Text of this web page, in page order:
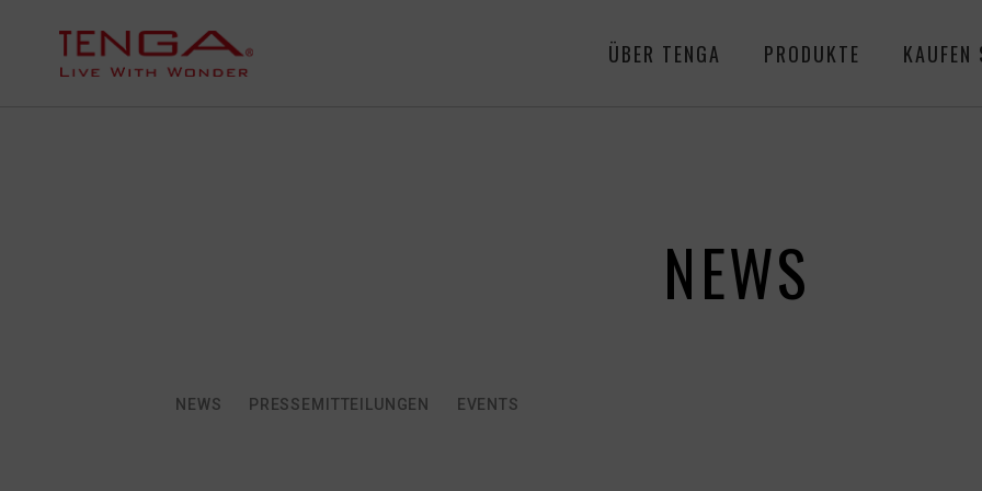
ÜBER TENGA PRODUKTE KAUFEN
NEWS
NEWS PRESSEMITTEILUNGEN EVENTS